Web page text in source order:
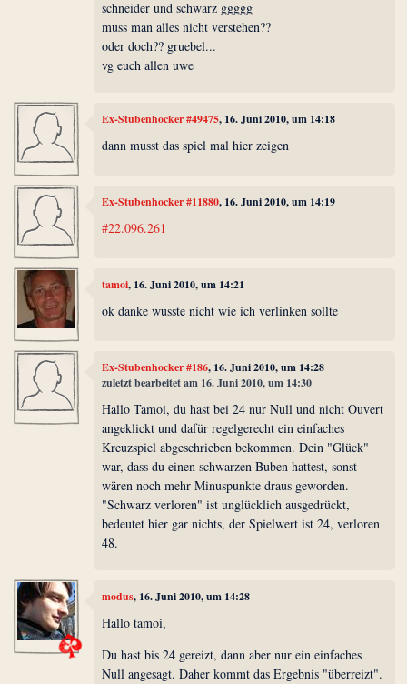
schneider und schwarz ggggg
muss man alles nicht verstehen??
oder doch?? gruebel...
vg euch allen uwe
Ex-Stubenhocker #49475, 16. Juni 2010, um 14:18
dann musst das spiel mal hier zeigen
Ex-Stubenhocker #11880, 16. Juni 2010, um 14:19
#22.096.261
tamoi, 16. Juni 2010, um 14:21
ok danke wusste nicht wie ich verlinken sollte
Ex-Stubenhocker #186, 16. Juni 2010, um 14:28
zuletzt bearbeitet am 16. Juni 2010, um 14:30
Hallo Tamoi, du hast bei 24 nur Null und nicht Ouvert
angeklickt und dafür regelgerecht ein einfaches
Kreuzspiel abgeschrieben bekommen. Dein "Glück"
war, dass du einen schwarzen Buben hattest, sonst
wären noch mehr Minuspunkte draus geworden.
"Schwarz verloren" ist unglücklich ausgedrückt,
bedeutet hier gar nichts, der Spielwert ist 24, verloren
48.
modus, 16. Juni 2010, um 14:28
Hallo tamoi,
Du hast bis 24 gereizt, dann aber nur ein einfaches
Null angesagt. Daher kommt das Ergebnis "überreizt".